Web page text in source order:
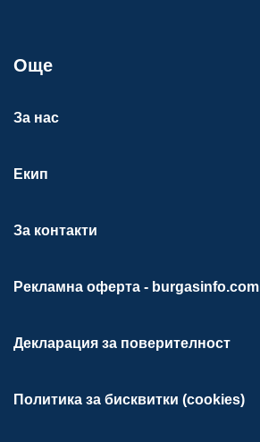
Още
За нас
Екип
За контакти
Рекламна оферта - burgasinfo.com
Декларация за поверителност
Политика за бисквитки (cookies)